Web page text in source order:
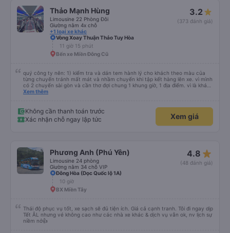
Thảo Mạnh Hùng
Limousine 22 Phòng Đôi
Giường nằm 4x chỗ
+1 loại xe khác
3.2
(373 đánh giá)
Vòng Xoay Thuận Thảo Tuy Hòa
11 giờ 15 phút
Bến xe Miền Đông Cũ
quý công ty nên: 1) kiểm tra và dán tem hành lý cho khách theo màu của
từng chuyến tránh mất mát và nhầm chuyến khi tập kết hàng lên xe. vì mình
có 2 chuyến sài gòn và cần thơ đợi chung 1 khung giờ, 1 địa điểm. vì là khách
thân thiết của quý công ty nên rất hài lòng và tin tưởng. tuy nhiên rất mong
thì chắc chắn quy công ty là nhà xe được yêu thích và lựa chọn số 1 quy
nhơn. rất cảm ơn quý anh chị em cty cũng như chị Thảo đã lắng nghe và
tiếp nhận. " khách hàng thân thiết nhiều năm của nhà xe từ thời sinh viên"
Xem thêm
Không cần thanh toán trước
Xác nhận chỗ ngay lập tức
Xem giá
Phương Anh (Phú Yên)
Limousine 24 phòng
Giường nằm 34 chỗ VIP
4.8 star_rate
(48 đánh giá)
Đông Hòa (Dọc Quốc lộ 1A)
10 giờ
BX Miền Tây
Thái độ phục vụ tốt, xe sạch sẽ đủ tiện ích. Giá cả cạnh tranh. Tôi đi ngay dịp
Tết ÂL nhưng vé không cao như các nhà xe khác & dịch vụ vẫn ok, nv lịch sự
niềm nở👍